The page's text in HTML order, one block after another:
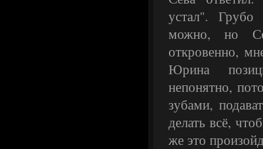
устал". Грубо
можно, но
откровенно,
Юрина
непонятно,
зубами,
делать всё,
же это